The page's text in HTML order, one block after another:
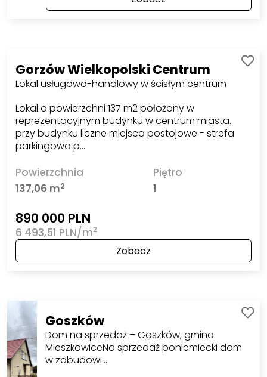
Gorzów Wielkopolski Centrum
Lokal usługowo-handlowy w ścisłym centrum
Lokal o powierzchni 137 m2 położony w
reprezentacyjnym budynku w centrum miasta.
przy budynku liczne miejsca postojowe - strefa
parkingowa p…
Powierzchnia
137,06 m2
Piętro
1
890 000 PLN
6 493,51 PLN/m2
Zobacz
Goszków
Dom na sprzedaż – Goszków, gmina
MieszkowiceNa sprzedaż poniemiecki dom
w zabudowi…